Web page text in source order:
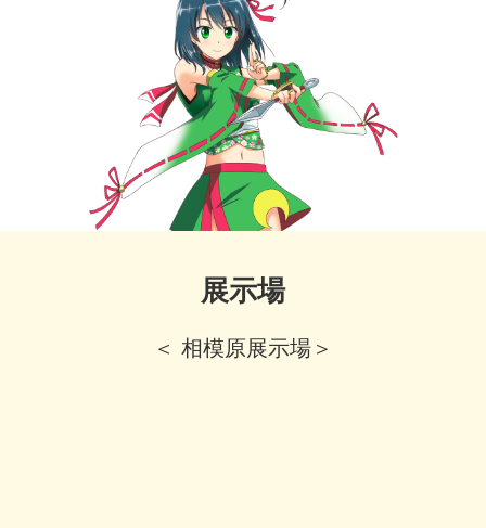
展示場
＜ 相模原展示場＞